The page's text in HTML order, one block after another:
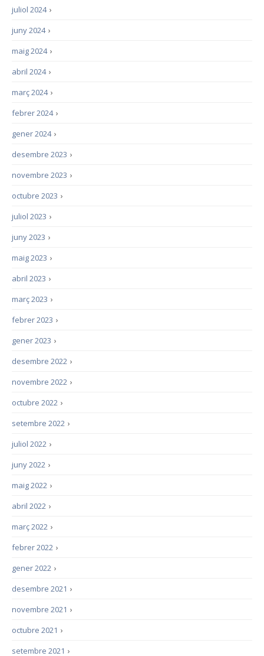
›
juliol 2024
›
juny 2024
›
maig 2024
›
abril 2024
›
març 2024
›
febrer 2024
›
gener 2024
›
desembre 2023
›
novembre 2023
›
octubre 2023
›
juliol 2023
›
juny 2023
›
maig 2023
›
abril 2023
›
març 2023
›
febrer 2023
›
gener 2023
›
desembre 2022
›
novembre 2022
›
octubre 2022
›
setembre 2022
›
juliol 2022
›
juny 2022
›
maig 2022
›
abril 2022
›
març 2022
›
febrer 2022
›
gener 2022
›
desembre 2021
›
novembre 2021
›
octubre 2021
›
setembre 2021